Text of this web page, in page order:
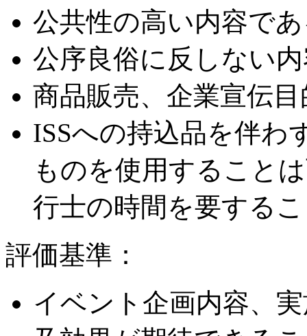
公共性の高い内容で
公序良俗に反しない
商品販売、企業宣伝
ISSへの持込品を伴わ
ものを使用すること
行士の時間を要する
評価基準：
イベント企画内容、